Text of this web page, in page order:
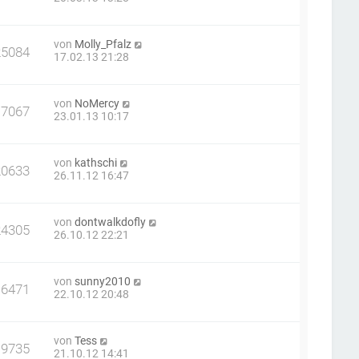
von Molly_Pfalz
17.02.13 21:28
von NoMercy
23.01.13 10:17
von kathschi
26.11.12 16:47
vondontwalkdofly
26.10.12 22:21
von sunny2010
22.10.12 20:48
vonTess
21.10.12 14:41